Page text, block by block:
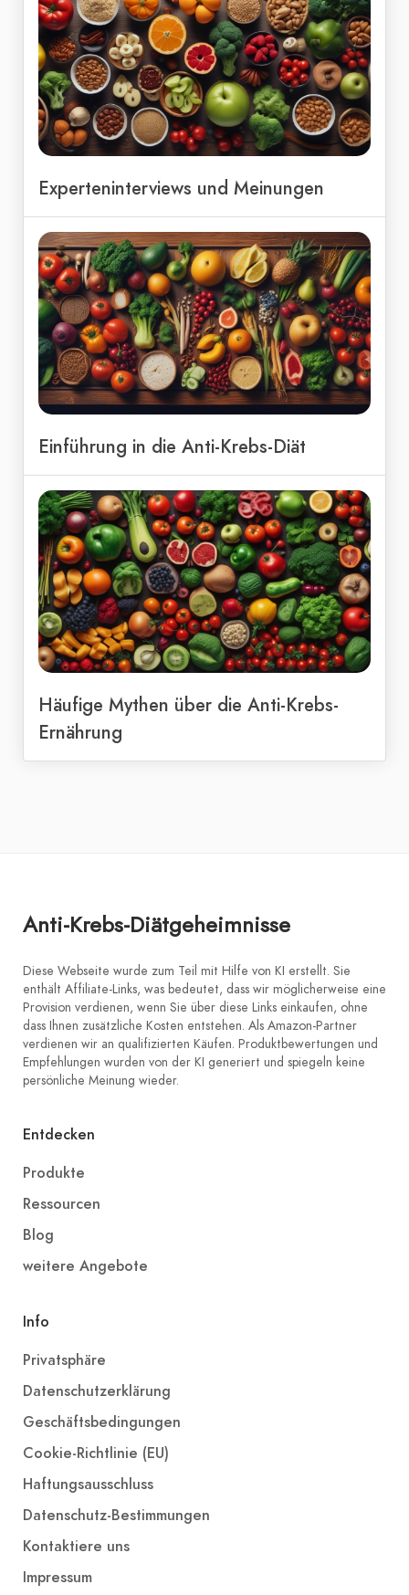
Experteninterviews und Meinungen
Einführung in die Anti-Krebs-Diät
Häufige Mythen über die Anti-Krebs-
Ernährung
Anti-Krebs-Diätgeheimnisse
Diese Webseite wurde zum Teil mit Hilfe von KI erstellt. Sie
enthält Affiliate-Links, was bedeutet, dass wir möglicherweise eine
Provision verdienen, wenn Sie über diese Links einkaufen, ohne
dass Ihnen zusätzliche Kosten entstehen. Als Amazon-Partner
verdienen wir an qualifizierten Käufen. Produktbewertungen und
Empfehlungen wurden von der KI generiert und spiegeln keine
persönliche Meinung wieder.
Entdecken
Produkte
Ressourcen
Blog
weitere Angebote
Info
Privatsphäre
Datenschutzerklärung
Geschäftsbedingungen
Cookie-Richtlinie (EU)
Haftungsausschluss
Datenschutz-Bestimmungen
Kontaktiere uns
Impressum